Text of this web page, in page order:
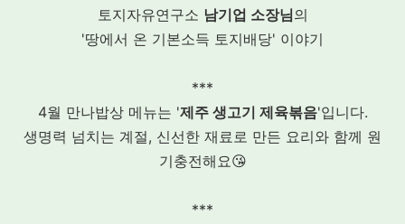
토지자유연구소 남기업 소장님의
'땅에서 온 기본소득 토지배당' 이야기
***
4월 만나밥상 메뉴는 '제주 생고기 제육볶음'입니다.
생명력 넘치는 계절, 신선한 재료로 만든 요리와 함께 원
기충전해요😘
***